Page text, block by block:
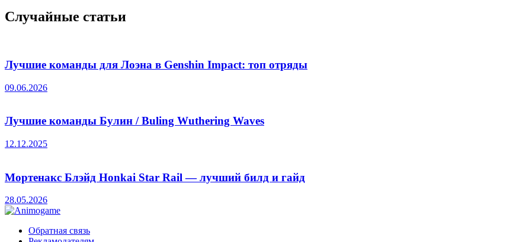
Случайные статьи
Лучшие команды для Лоэна в Genshin Impact: топ отряды
09.06.2026
Лучшие команды Булин / Buling Wuthering Waves
12.12.2025
Мортенакс Блэйд Honkai Star Rail — лучший билд и гайд
28.05.2026
Обратная связь